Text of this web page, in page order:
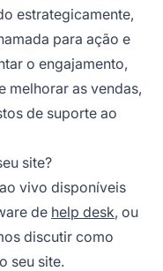
estrategicamente,
para ação e
o engajamento,
melhorar as vendas,
de suporte ao
site?
vivo disponíveis
de help desk, ou
discutir como
seu site.